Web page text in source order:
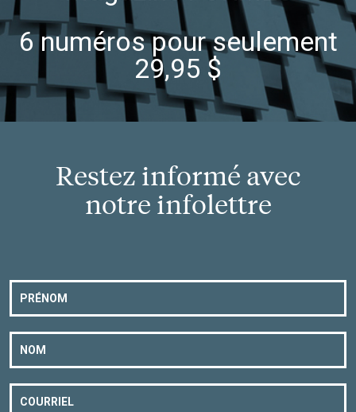
6 numéros pour seulement
29,95 $
Restez informé avec
notre infolettre